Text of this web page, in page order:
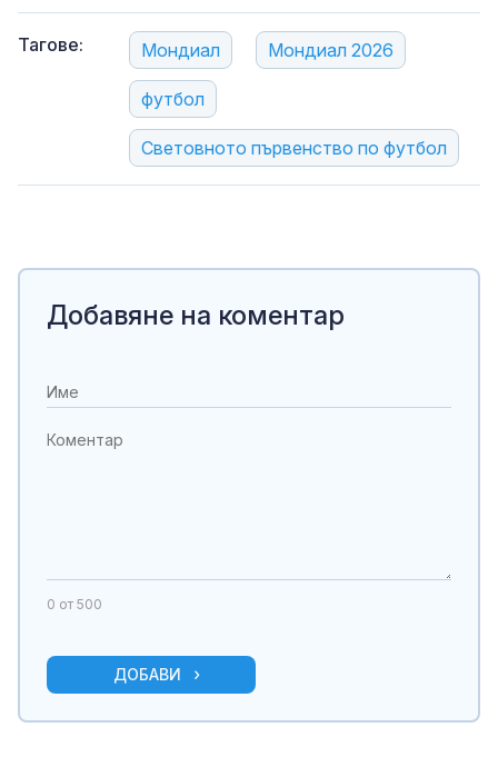
Тагове: Мондиал Мондиал 2026
футбол
Световното първенство по футбол
Добавяне на коментар
0 от 500
ДОБАВИ